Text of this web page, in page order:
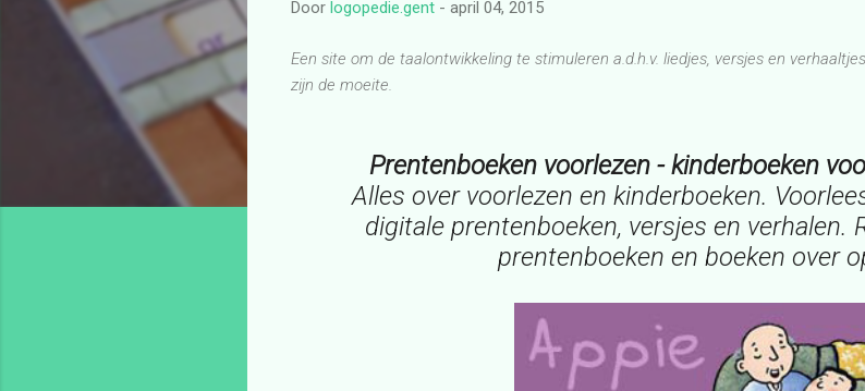
Door logopedie.gent - april 04, 2015
Een site om de taalontwikkeling te stimuleren a.d.h.v. liedjes, versjes en
zijn de moeite.
Prentenboeken voorlezen - kinderboeken
Alles over voorlezen en kinderboeken.
digitale prentenboeken, versjes en verhalen.
prentenboeken en boeken over